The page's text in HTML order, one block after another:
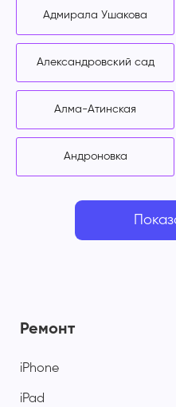
Адмирала Ушакова
Александровский сад
Алма-Атинская
Андроновка
Ремонт
iPhone
iPad